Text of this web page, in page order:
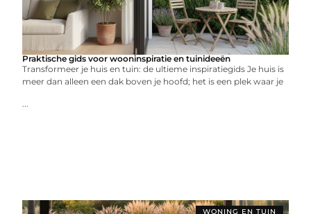
Praktische gids voor wooninspiratie en tuinideeën
Transformeer je huis en tuin: de ultieme inspiratiegids Je huis is
meer dan alleen een dak boven je hoofd; het is een plek waar je
...
WONING EN TUIN